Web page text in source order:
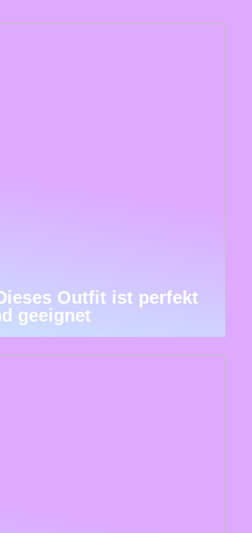
Outfit ist perfekt
geeignet